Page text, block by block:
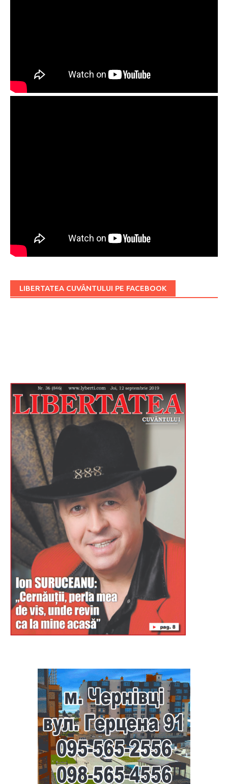
LIBERTATEA CUVÂNTULUI PE FACEBOOK